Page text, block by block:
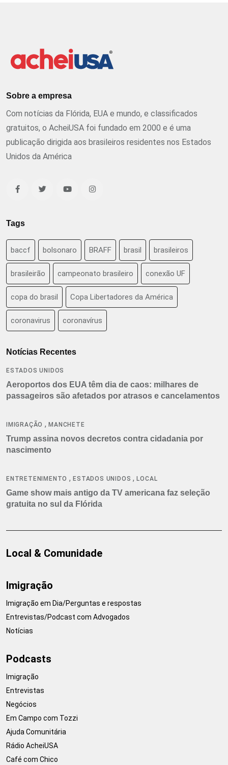
Sobre a empresa
Com notícias da Flórida, EUA e mundo, e classificados
gratuitos, o AcheiUSA foi fundado em 2000 e é uma
publicação dirigida aos brasileiros residentes nos Estados
Unidos da América
Tags
baccf bolsonaro BRAFF brasil brasileiros
brasileirão campeonato brasileiro conexão UF
copa do brasil Copa Libertadores da América
coronavirus coronavírus
Notícias Recentes
ESTADOS UNIDOS
Aeroportos dos EUA têm dia de caos: milhares de
passageiros são afetados por atrasos e cancelamentos
IMIGRAÇÃO ,MANCHETE
Trump assina novos decretos contra cidadania por
nascimento
ENTRETENIMENTO ,ESTADOS UNIDOS ,LOCAL
Game show mais antigo da TV americana faz seleção
gratuita no sul da Flórida
Local & Comunidade
Imigração
Imigração em Dia/Perguntas e respostas
Entrevistas/Podcast com Advogados
Notícias
Podcasts
Imigração
Entrevistas
Negócios
Em Campo com Tozzi
Ajuda Comunitária
Rádio AcheiUSA
Café com Chico